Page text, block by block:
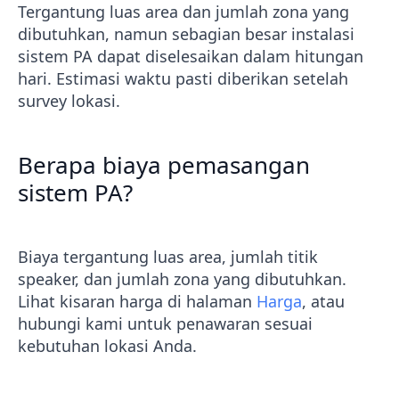
Tergantung luas area dan jumlah zona yang
dibutuhkan, namun sebagian besar instalasi
sistem PA dapat diselesaikan dalam hitungan
hari. Estimasi waktu pasti diberikan setelah
survey lokasi.
Berapa biaya pemasangan
sistem PA?
Biaya tergantung luas area, jumlah titik
speaker, dan jumlah zona yang dibutuhkan.
Lihat kisaran harga di halaman Harga, atau
hubungi kami untuk penawaran sesuai
kebutuhan lokasi Anda.